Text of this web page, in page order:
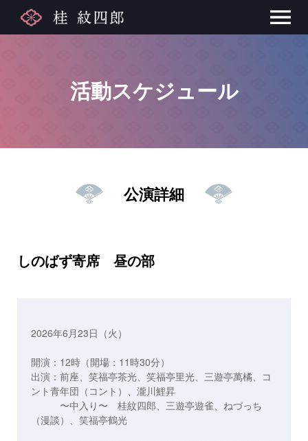
活動スケジュール
公演詳細
しのばず寄席 昼の部
2026年6月23日（火）
開演：12時（開場：11時30分）
出演：前座、笑福亭茶光、笑福亭里光、三遊亭萬橘、コ
ント青年団（コント）、瀧川鯉昇
〜中入り〜 桂紋四郎、三遊亭遊雀、ねづっち
（漫談）、笑福亭鶴光